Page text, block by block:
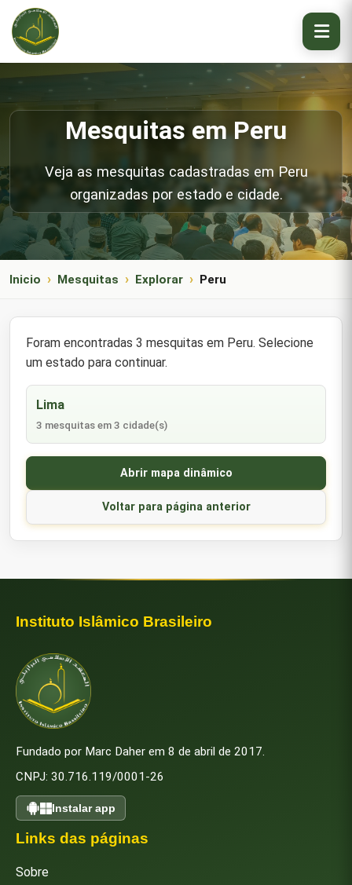
Mesquitas em Peru
Veja as mesquitas cadastradas em Peru
organizadas por estado e cidade.
Inicio Mesquitas Explorar Peru
Foram encontradas 3 mesquitas em Peru. Selecione
um estado para continuar.
Lima
3 mesquitas em 3 cidade(s)
Abrir mapa dinâmico
Voltar para página anterior
Instituto Islâmico Brasileiro
Fundado por Marc Daher em 8 de abril de 2017.
CNPJ: 30.716.119/0001-26
Instalar app
Links das páginas
Sobre